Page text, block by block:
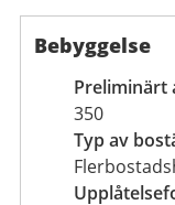
Bebyggelse
Preliminärt
350
Typ av